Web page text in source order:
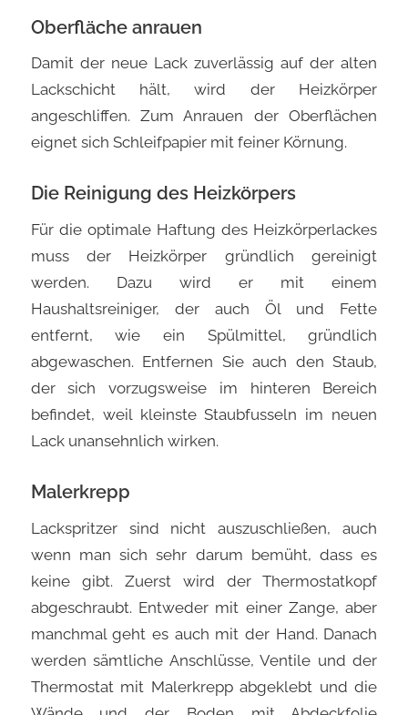
Oberfläche anrauen
Damit der neue Lack zuverlässig auf der alten
Lackschicht hält, wird der Heizkörper
angeschliffen. Zum Anrauen der Oberflächen
eignet sich Schleifpapier mit feiner Körnung.
Die Reinigung des Heizkörpers
Für die optimale Haftung des Heizkörperlackes
muss der Heizkörper gründlich gereinigt
werden. Dazu wird er mit einem
Haushaltsreiniger, der auch Öl und Fette
entfernt, wie ein Spülmittel, gründlich
abgewaschen. Entfernen Sie auch den Staub,
der sich vorzugsweise im hinteren Bereich
befindet, weil kleinste Staubfusseln im neuen
Lack unansehnlich wirken.
Malerkrepp
Lackspritzer sind nicht auszuschließen, auch
wenn man sich sehr darum bemüht, dass es
keine gibt. Zuerst wird der Thermostatkopf
abgeschraubt. Entweder mit einer Zange, aber
manchmal geht es auch mit der Hand. Danach
werden sämtliche Anschlüsse, Ventile und der
Thermostat mit Malerkrepp abgeklebt und die